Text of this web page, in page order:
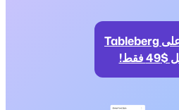
احصل على Tableberg
فقط!